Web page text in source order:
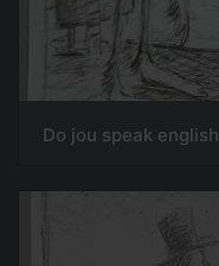
Do jou speak english